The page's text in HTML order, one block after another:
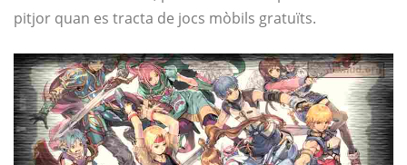
pitjor quan es tracta de jocs mòbils gratuïts.